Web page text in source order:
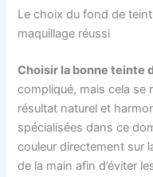
Le choix du fond de
maquillage réussi
Choisir la bonne teinte
compliqué, mais cela se
résultat naturel et
spécialisées dans ce
couleur directement sur
de la main afin d’éviter